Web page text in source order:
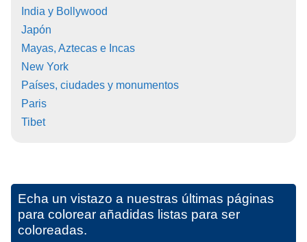
India y Bollywood
Japón
Mayas, Aztecas e Incas
New York
Países, ciudades y monumentos
Paris
Tibet
Echa un vistazo a nuestras últimas páginas
para colorear añadidas listas para ser
coloreadas.